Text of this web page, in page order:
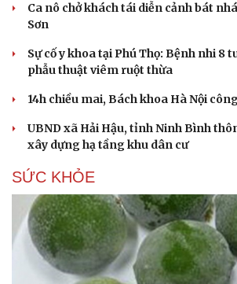
Du lịch
Tư vấn
Săn Tour
Podcast
Câu
Đọc
Ca nô chở khách tái diễn cảnh bát
Sơn
Sự cố y khoa tại Phú Thọ: Bệnh nhi 8
phẫu thuật viêm ruột thừa
14h chiều mai, Bách khoa Hà Nội
UBND xã Hải Hậu, tỉnh Ninh Bình
xây dựng hạ tầng khu dân cư
SỨC KHỎE